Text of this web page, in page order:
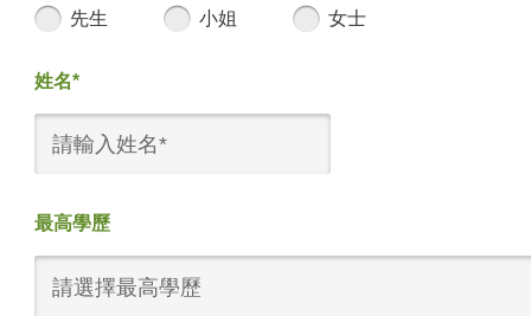
先生
小姐 女士
姓名*
最高學歷
請選擇最高學歷